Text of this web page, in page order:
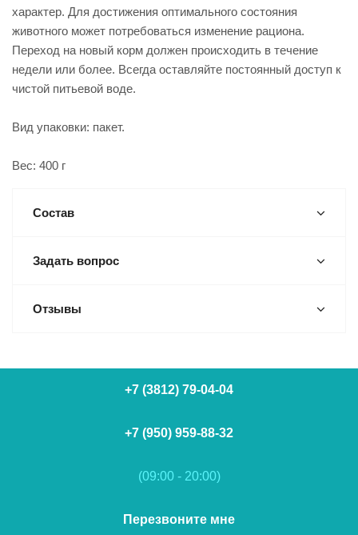
характер. Для достижения оптимального состояния
животного может потребоваться изменение рациона.
Переход на новый корм должен происходить в течение
недели или более. Всегда оставляйте постоянный доступ к
чистой питьевой воде.
Вид упаковки: пакет.
Вес: 400 г
Состав
Задать вопрос
Отзывы
+7 (3812) 79-04-04
+7 (950) 959-88-32
(09:00 - 20:00)
Перезвоните мне